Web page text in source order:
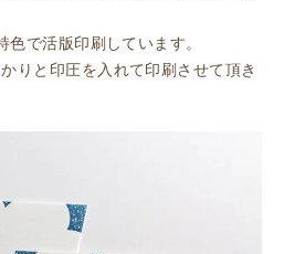
で活版印刷しています。
りと印圧を入れて印刷させて頂き